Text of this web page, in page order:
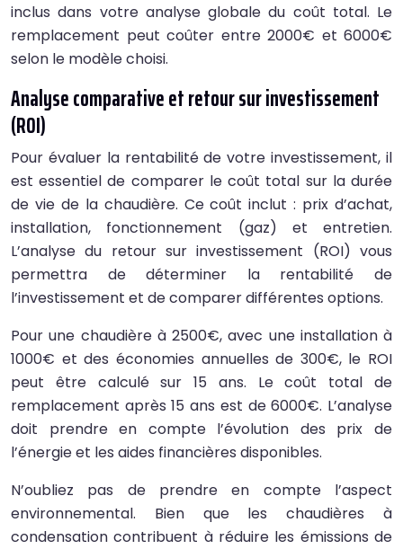
inclus dans votre analyse globale du coût total. Le
remplacement peut coûter entre 2000€ et 6000€
selon le modèle choisi.
Analyse comparative et retour sur investissement
(ROI)
Pour évaluer la rentabilité de votre investissement, il
est essentiel de comparer le coût total sur la durée
de vie de la chaudière. Ce coût inclut : prix d’achat,
installation, fonctionnement (gaz) et entretien.
L’analyse du retour sur investissement (ROI) vous
permettra de déterminer la rentabilité de
l’investissement et de comparer différentes options.
Pour une chaudière à 2500€, avec une installation à
1000€ et des économies annuelles de 300€, le ROI
peut être calculé sur 15 ans. Le coût total de
remplacement après 15 ans est de 6000€. L’analyse
doit prendre en compte l’évolution des prix de
l’énergie et les aides financières disponibles.
N’oubliez pas de prendre en compte l’aspect
environnemental. Bien que les chaudières à
condensation contribuent à réduire les émissions de